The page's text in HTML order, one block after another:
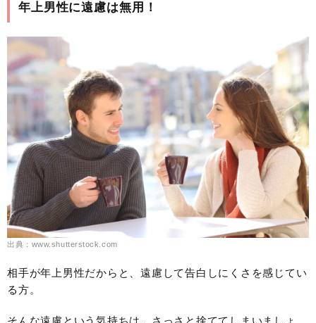
年上男性に遠慮は無用！
出典：www.shutterstock.com
相手が年上男性だからと、遠慮して告白しにくさを感じてい
る方。